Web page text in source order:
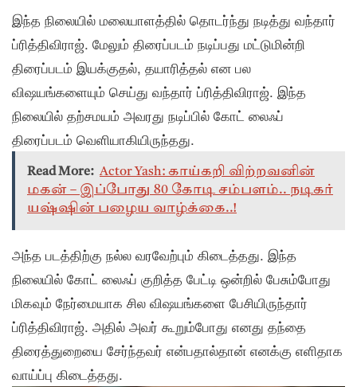
இந்த நிலையில் மலையாளத்தில் தொடர்ந்து நடித்து வந்தார்
ப்ரித்திவிராஜ். மேலும் திரைப்படம் நடிப்பது மட்டுமின்றி
திரைப்படம் இயக்குதல், தயாரித்தல் என பல
விஷயங்களையும் செய்து வந்தார் ப்ரித்திவிராஜ். இந்த
நிலையில் தற்சமயம் அவரது நடிப்பில் கோட் லைஃப்
திரைப்படம் வெளியாகியிருந்தது.
Read More: Actor Yash: காய்கறி விற்றவனின்
மகன் – இப்போது 80 கோடி சம்பளம்.. நடிகர்
யஷ்ஷின் பழைய வாழ்க்கை..!
அந்த படத்திற்கு நல்ல வரவேற்பும் கிடைத்தது. இந்த
நிலையில் கோட் லைஃப் குறித்த பேட்டி ஒன்றில் பேசும்போது
மிகவும் நேர்மையாக சில விஷயங்களை பேசியிருந்தார்
ப்ரித்திவிராஜ். அதில் அவர் கூறும்போது எனது தந்தை
திரைத்துறையை சேர்ந்தவர் என்பதால்தான் எனக்கு எளிதாக
வாய்ப்பு கிடைத்தது.